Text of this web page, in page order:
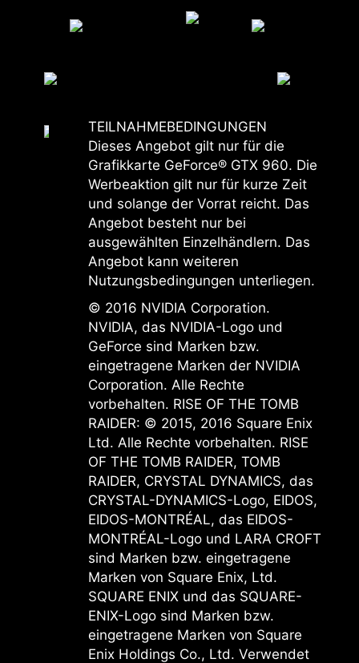
TEILNAHMEBEDINGUNGEN
Dieses Angebot gilt nur für die
Grafikkarte GeForce® GTX 960. Die
Werbeaktion gilt nur für kurze Zeit
und solange der Vorrat reicht. Das
Angebot besteht nur bei
ausgewählten Einzelhändlern. Das
Angebot kann weiteren
Nutzungsbedingungen unterliegen.
© 2016 NVIDIA Corporation.
NVIDIA, das NVIDIA-Logo und
GeForce sind Marken bzw.
eingetragene Marken der NVIDIA
Corporation. Alle Rechte
vorbehalten. RISE OF THE TOMB
RAIDER: © 2015, 2016 Square Enix
Ltd. Alle Rechte vorbehalten. RISE
OF THE TOMB RAIDER, TOMB
RAIDER, CRYSTAL DYNAMICS, das
CRYSTAL-DYNAMICS-Logo, EIDOS,
EIDOS-MONTRÉAL, das EIDOS-
MONTRÉAL-Logo und LARA CROFT
sind Marken bzw. eingetragene
Marken von Square Enix, Ltd.
SQUARE ENIX und das SQUARE-
ENIX-Logo sind Marken bzw.
eingetragene Marken von Square
Enix Holdings Co., Ltd. Verwendet